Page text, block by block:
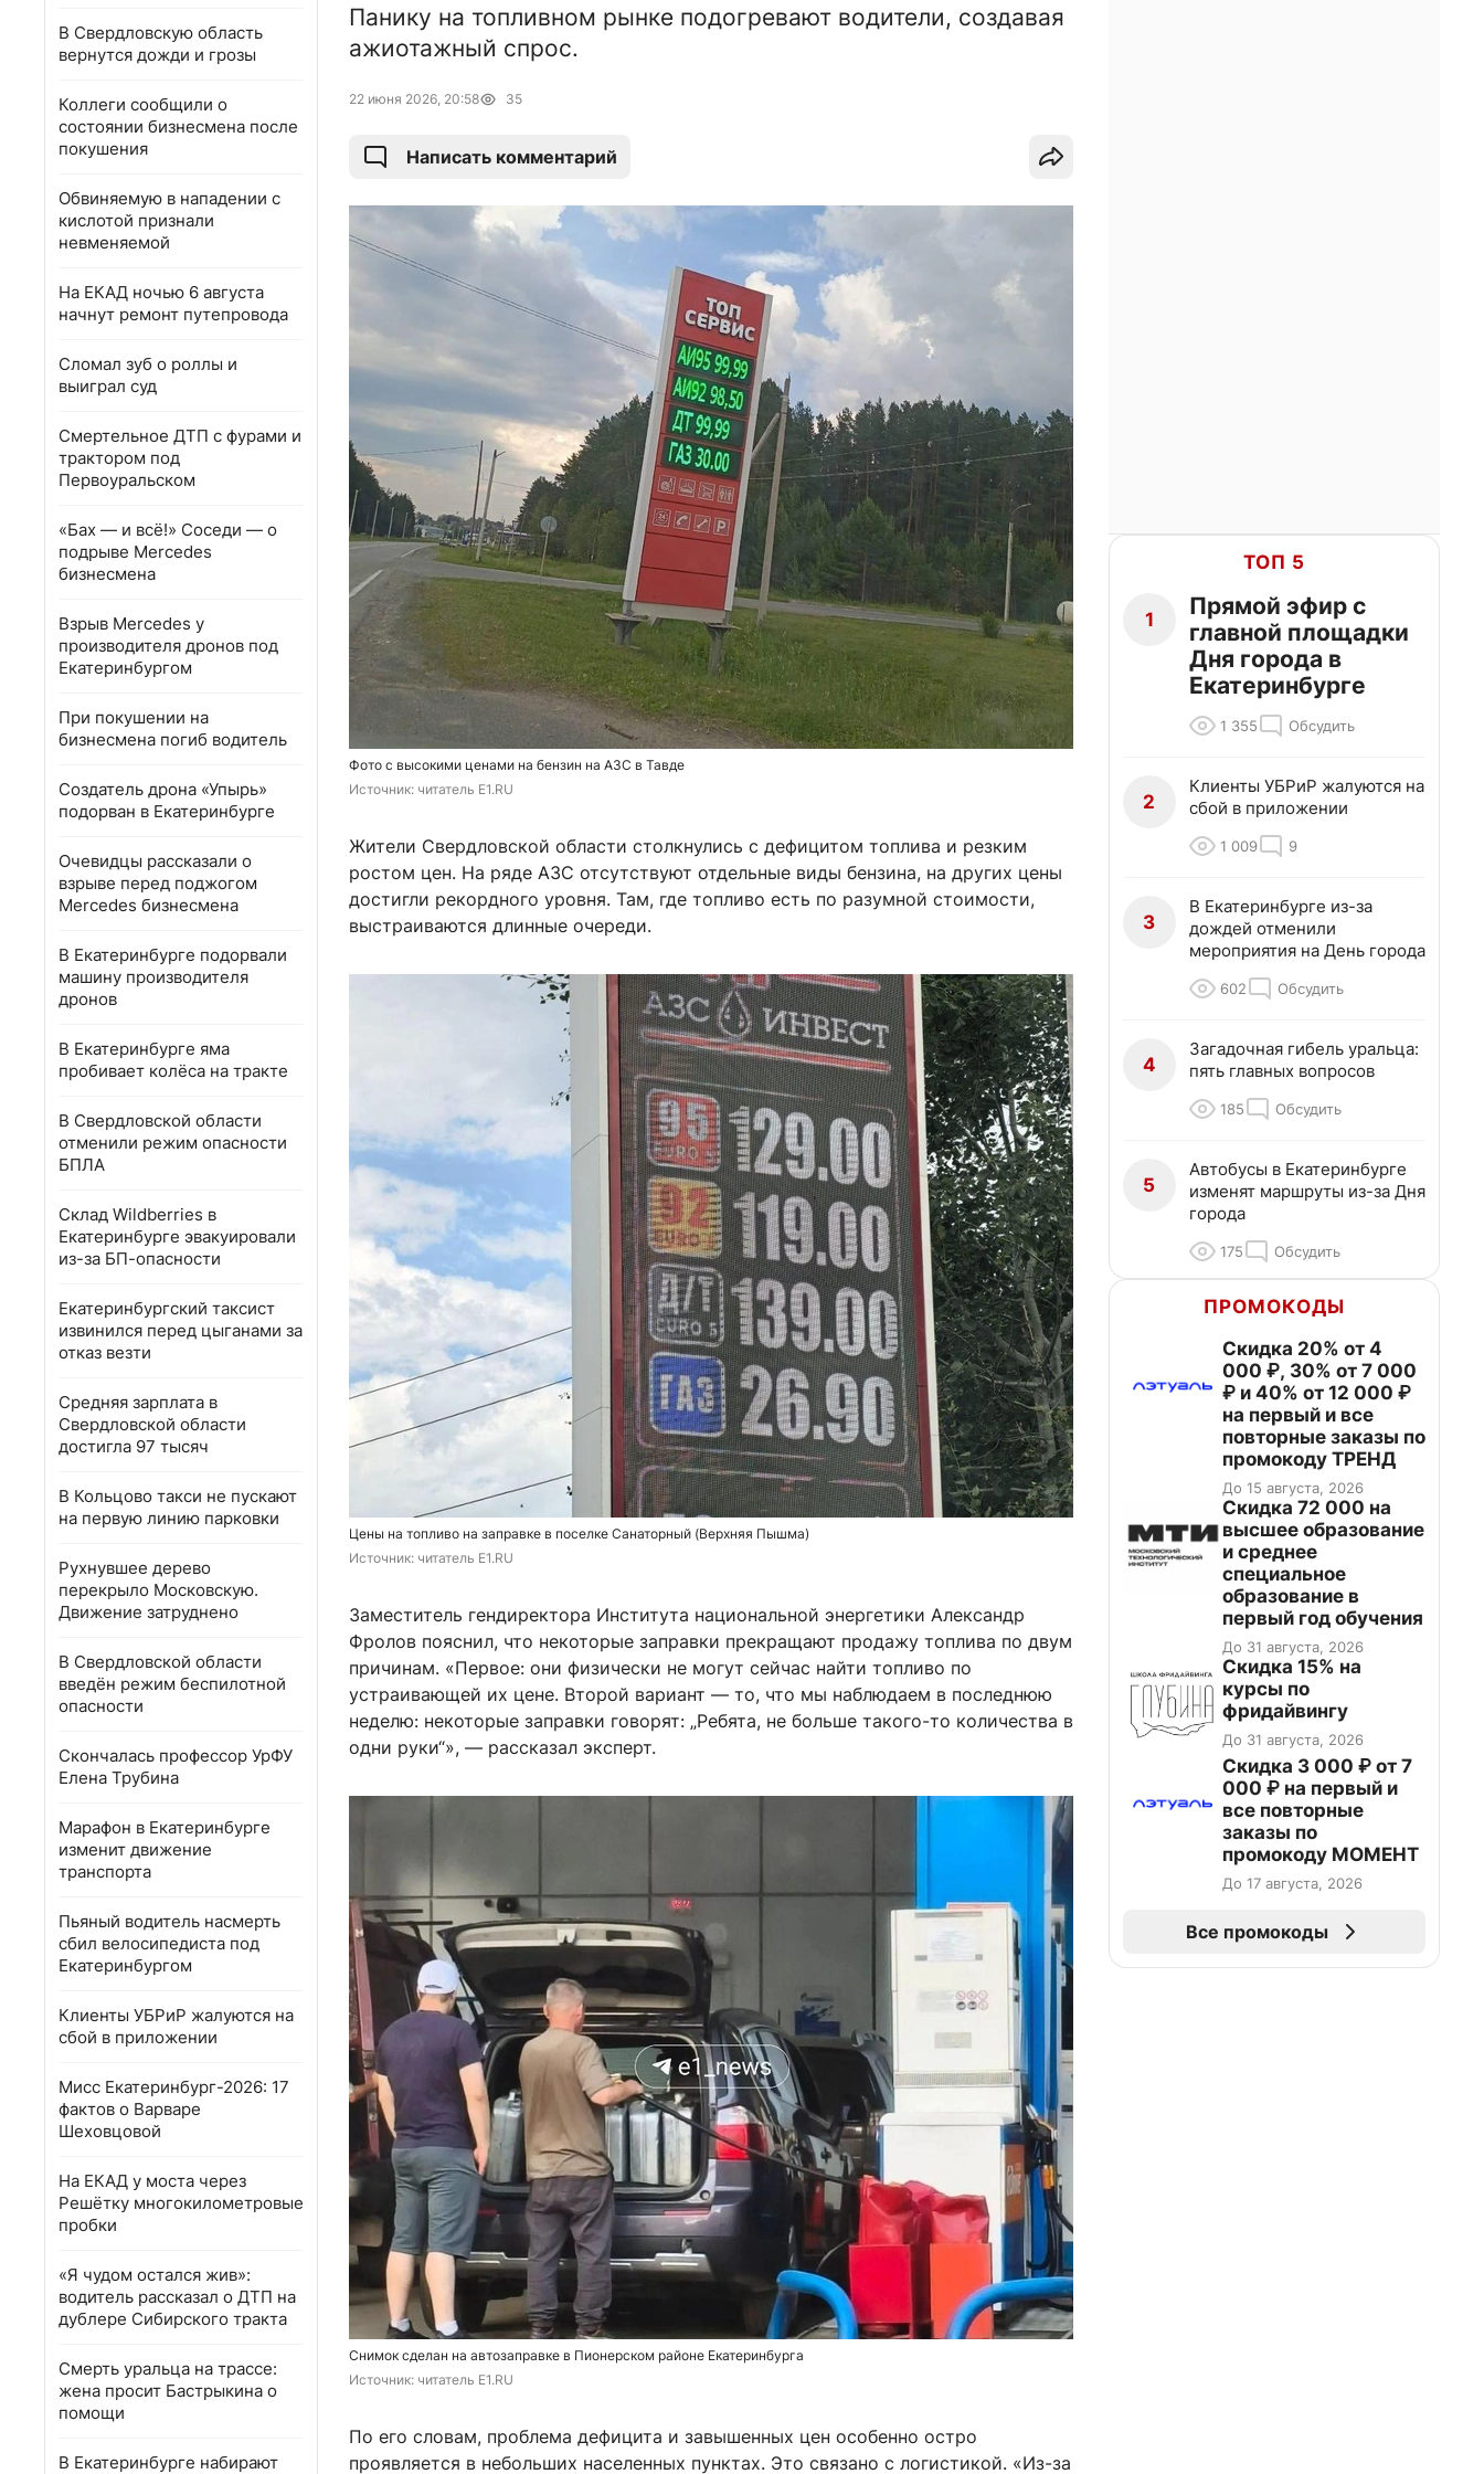
В Свердловскую область
вернутся дожди и грозы
Коллеги сообщили о
состоянии бизнесмена после
покушения
Обвиняемую в нападении с
кислотой признали
невменяемой
На ЕКАД ночью 6 августа
начнут ремонт путепровода
Сломал зуб о роллы и
выиграл суд
Смертельное ДТП с фурами и
трактором под
Первоуральском
«Бах — и всё!» Соседи — о
подрыве Mercedes
бизнесмена
Взрыв Mercedes у
производителя дронов под
Екатеринбургом
При покушении на
бизнесмена погиб водитель
Создатель дрона «Упырь»
подорван в Екатеринбурге
Очевидцы рассказали о
взрыве перед поджогом
Mercedes бизнесмена
В Екатеринбурге подорвали
машину производителя
дронов
В Екатеринбурге яма
пробивает колёса на тракте
В Свердловской области
отменили режим опасности
БПЛА
Склад Wildberries в
Екатеринбурге эвакуировали
из-за БП-опасности
Екатеринбургский таксист
извинился перед цыганами за
отказ везти
Средняя зарплата в
Свердловской области
достигла 97 тысяч
В Кольцово такси не пускают
на первую линию парковки
Рухнувшее дерево
перекрыло Московскую.
Движение затруднено
В Свердловской области
введён режим беспилотной
опасности
Скончалась профессор УрФУ
Елена Трубина
Марафон в Екатеринбурге
изменит движение
транспорта
Пьяный водитель насмерть
сбил велосипедиста под
Екатеринбургом
Клиенты УБРиР жалуются на
сбой в приложении
Мисс Екатеринбург-2026: 17
фактов о Варваре
Шеховцовой
На ЕКАД у моста через
Решётку многокилометровые
пробки
«Я чудом остался жив»:
водитель рассказал о ДТП на
дублере Сибирского тракта
Смерть уральца на трассе:
жена просит Бастрыкина о
помощи
В Екатеринбурге набирают
Панику на топливном рынке подогревают водители, создавая
ажиотажный спрос.
22 июня 2026, 20:58 35
Написать комментарий
Фото с высокими ценами на бензин на АЗС в Тавде
Источник: читатель E1.RU
Жители Свердловской области столкнулись с дефицитом топлива и резким
ростом цен. На ряде АЗС отсутствуют отдельные виды бензина, на других цены
достигли рекордного уровня. Там, где топливо есть по разумной стоимости,
выстраиваются длинные очереди.
Цены на топливо на заправке в поселке Санаторный (Верхняя Пышма)
Источник: читатель E1.RU
Заместитель гендиректора Института национальной энергетики Александр
Фролов пояснил, что некоторые заправки прекращают продажу топлива по двум
причинам. «Первое: они физически не могут сейчас найти топливо по
устраивающей их цене. Второй вариант — то, что мы наблюдаем в последнюю
неделю: некоторые заправки говорят: „Ребята, не больше такого-то количества в
одни руки“», — рассказал эксперт.
Снимок сделан на автозаправке в Пионерском районе Екатеринбурга
Источник: читатель E1.RU
По его словам, проблема дефицита и завышенных цен особенно остро
проявляется в небольших населенных пунктах. Это связано с логистикой. «Из-за
ТОП 5
1
Прямой эфир с
главной площадки
Дня города в
Екатеринбурге
1 355 Обсудить
2
Клиенты УБРиР жалуются на
сбой в приложении
1 009 9
3
В Екатеринбурге из-за
дождей отменили
мероприятия на День города
602 Обсудить
4
Загадочная гибель уральца:
пять главных вопросов
185 Обсудить
5
Автобусы в Екатеринбурге
изменят маршруты из-за Дня
города
175 Обсудить
ПРОМОКОДЫ
Скидка 20% от 4
000 ₽, 30% от 7 000
₽ и 40% от 12 000 ₽
на первый и все
повторные заказы по
промокоду ТРЕНД
До 15 августа, 2026
Скидка 72 000 на
высшее образование
и среднее
специальное
образование в
первый год обучения
До 31 августа, 2026
Скидка 15% на
курсы по
фридайвингу
До 31 августа, 2026
Скидка 3 000 ₽ от 7
000 ₽ на первый и
все повторные
заказы по
промокоду МОМЕНТ
До 17 августа, 2026
Все промокоды